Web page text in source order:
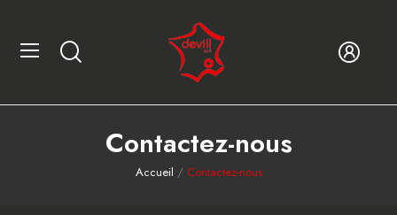
Contactez-nous
Accueil Contactez-nous